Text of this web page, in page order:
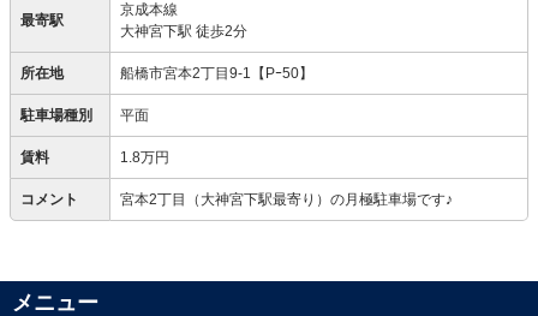
最寄駅
京成本線
大神宮下駅 徒歩2分
所在地 船橋市宮本2丁目9-1【Pｰ50】
駐車場種別 平面
賃料 1.8万円
コメント 宮本2丁目（大神宮下駅最寄り）の月極駐車場です♪
メニュー